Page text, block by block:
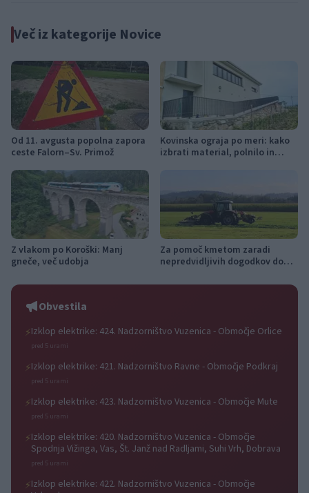
Več iz kategorije Novice
Od 11. avgusta popolna zapora
ceste Falorn–Sv. Primož
Kovinska ograja po meri: kako
izbrati material, polnilo in
Z vlakom po Koroški: Manj
gneče, več udobja
Za pomoč kmetom zaradi
nepredvidljivih dogodkov do
Obvestila
⚡Izklop elektrike: 424. Nadzorništvo Vuzenica - Območje Orlice
pred 5 urami
⚡Izklop elektrike: 421. Nadzorništvo Ravne - Območje Podkraj
pred 5 urami
⚡Izklop elektrike: 423. Nadzorništvo Vuzenica - Območje Mute
pred 5 urami
⚡Izklop elektrike: 420. Nadzorništvo Vuzenica - Območje
Spodnja Vižinga, Vas, Št. Janž nad Radljami, Suhi Vrh, Dobrava
pred 5 urami
⚡Izklop elektrike: 422. Nadzorništvo Vuzenica - Območje